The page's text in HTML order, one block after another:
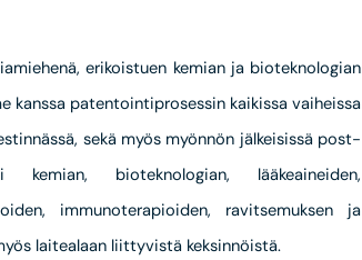
erikoistuen kemian ja bioteknologian
kanssa patentointiprosessin kaikissa vaiheissa
sekä myös myönnön jälkeisissä post-
bioteknologian, lääkeaineiden,
immunoterapioiden, ravitsemuksen ja
laitealaan liittyvistä keksinnöistä.